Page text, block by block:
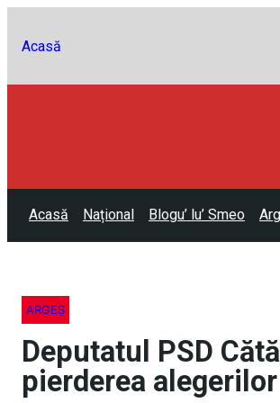
Acasă
Acasă Național Blogu’ lu’ Smeo
ARGEȘ
Deputatul PSD
pierderea alegerilor